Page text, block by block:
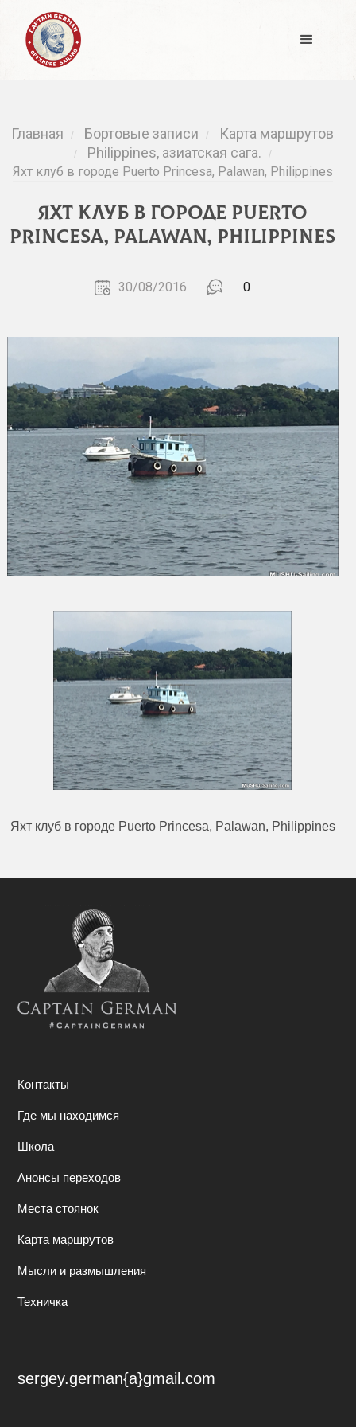
Главная / Бортовые записи / Карта маршрутов
/ Philippines, азиатская сага. /
Яхт клуб в городе Puerto Princesa, Palawan, Philippines
Яхт клуб в городе Puerto
Princesa, Palawan, Philippines
30/08/2016 0
Яхт клуб в городе Puerto Princesa, Palawan, Philippines
Контакты
Где мы находимся
Школа
Анонсы переходов
Места стоянок
Карта маршрутов
Мысли и размышления
Техничка
sergey.german{a}gmail.com